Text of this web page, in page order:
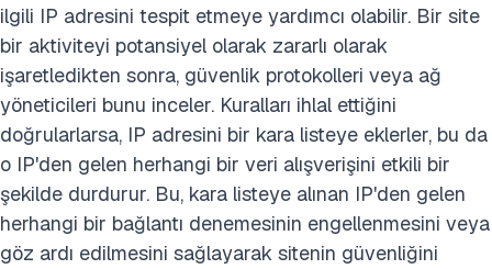
ilgili IP adresini tespit etmeye yardımcı olabilir. Bir site
bir aktiviteyi potansiyel olarak zararlı olarak
işaretledikten sonra, güvenlik protokolleri veya ağ
yöneticileri bunu inceler. Kuralları ihlal ettiğini
doğrularlarsa, IP adresini bir kara listeye eklerler, bu da
o IP'den gelen herhangi bir veri alışverişini etkili bir
şekilde durdurur. Bu, kara listeye alınan IP'den gelen
herhangi bir bağlantı denemesinin engellenmesini veya
göz ardı edilmesini sağlayarak sitenin güvenliğini